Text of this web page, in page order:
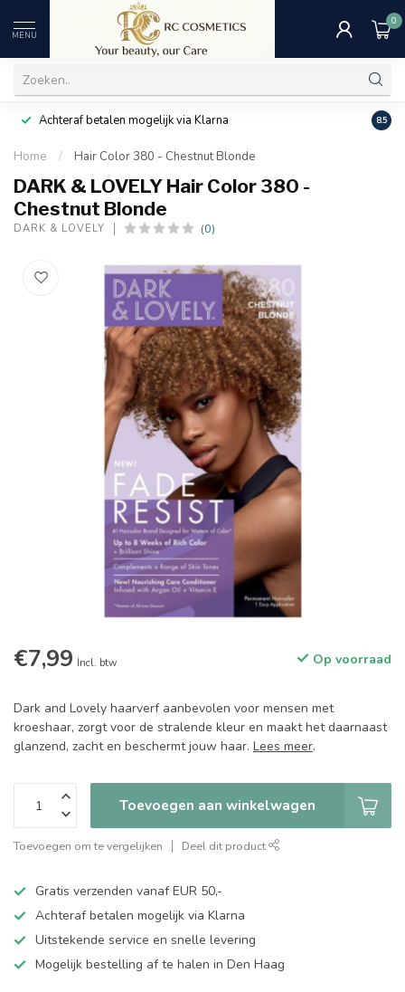
MENU
0
Achteraf betalen mogelijk via Klarna 8.5
Home / Hair Color 380 - Chestnut Blonde
DARK & LOVELY Hair Color 380 -
Chestnut Blonde
DARK & LOVELY (0)
€7,99 Incl. btw Op voorraad
Dark and Lovely haarverf aanbevolen voor mensen met
kroeshaar, zorgt voor de stralende kleur en maakt het daarnaast
glanzend, zacht en beschermt jouw haar. Lees meer.
Toevoegen aan winkelwagen
Toevoegen om te vergelijken Deel dit product
Gratis verzenden vanaf EUR 50,-
Achteraf betalen mogelijk via Klarna
Uitstekende service en snelle levering
Mogelijk bestelling af te halen in Den Haag